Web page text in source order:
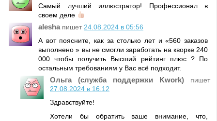
Самый лучший иллюстратор! Профессионал в
своем деле
alesha пишет 24.08.2024 в 05:56
А вот поясните, как за столько лет и «560 заказов
выполнено » вы не смогли заработать на кворке 240
000 чтобы получить Высший рейтинг плюс ? По
остальным требованиям у Вас всё подходит.
Ольга (служба поддержки Kwork) пишет
27.08.2024 в 16:12
Здравствуйте!
Хотели бы обратить ваше внимание, что,